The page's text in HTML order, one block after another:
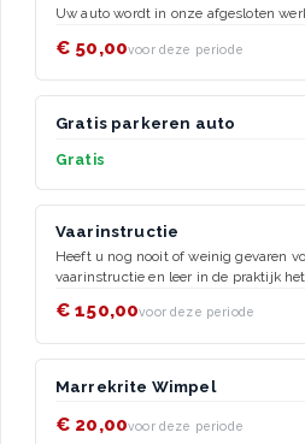
Uw auto wordt in onze afgesloten
€ 50,00voor deze periode
Gratis parkeren auto
Gratis
Vaarinstructie
Heeft u nog nooit of weinig gevaren
vaarinstructie en leer in de praktijk het
€ 150,00voor deze periode
Marrekrite Wimpel
€ 20,00voor deze periode